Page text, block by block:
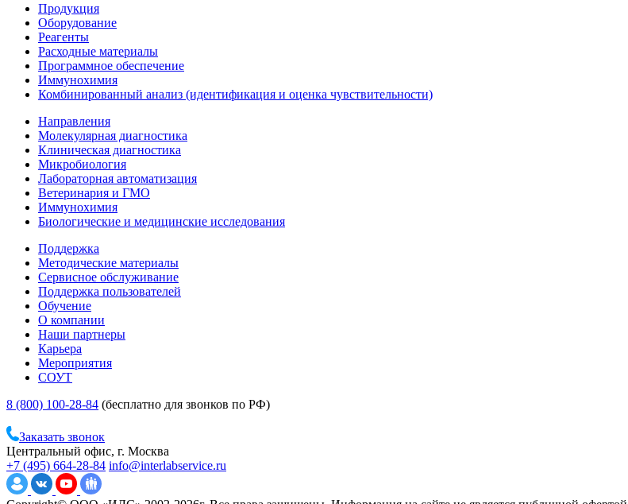
Продукция
Оборудование
Реагенты
Расходные материалы
Программное обеспечение
Иммунохимия
Комбинированный анализ (идентификация и оценка чувствительности)
Направления
Молекулярная диагностика
Клиническая диагностика
Микробиология
Лабораторная автоматизация
Ветеринария и ГМО
Иммунохимия
Биологические и медицинские исследования
Поддержка
Методические материалы
Сервисное обслуживание
Поддержка пользователей
Обучение
О компании
Наши партнеры
Карьера
Мероприятия
СОУТ
8 (800) 100-28-84 (бесплатно для звонков по РФ)
Заказать звонок
Центральный офис, г. Москва
+7 (495) 664-28-84 info@interlabservice.ru